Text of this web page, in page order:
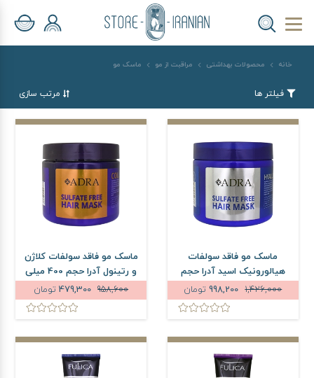
خانه محصولات بهداشتی مراقبت از مو ماسک مو
فیلتر ها مرتب سازی
ماسک مو فاقد سولفات
هیالورونیک اسید آدرا حجم
400 میلی لیتر
1,426,000 تومان
ماسک مو فاقد سولفات کلاژن
و رتینول آدرا حجم 400 میلی
لیتر
958,600 تومان